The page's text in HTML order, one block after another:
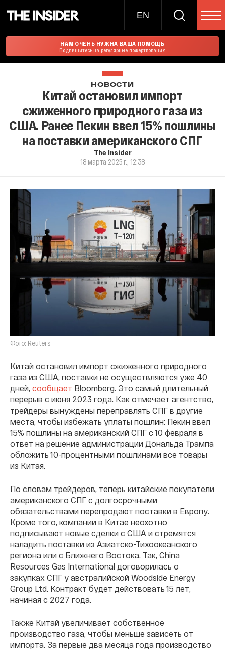
EN
НАМ ОЧЕНЬ НУЖНА ВАША ПОМОЩЬ
Подпишитесь на регулярные пожертвования
НОВОСТИ
Китай остановил импорт
сжиженного природного газа из
США. Ранее Пекин ввел 15% пошлины
на поставки американского СПГ
The Insider
18 марта 2025 г., 12:38
Фото: Reuters
Китай остановил импорт сжиженного природного
газа из США, поставки не осуществляются уже 40
дней, сообщает Bloomberg. Это самый длительный
перерыв с июня 2023 года. Как отмечает агентство,
трейдеры вынуждены переправлять СПГ в другие
места, чтобы избежать уплаты пошлин: Пекин ввел
15% пошлины на американский СПГ с 10 февраля в
ответ на решение администрации Дональда Трампа
обложить 10-процентными пошлинами все товары
из Китая.
По словам трейдеров, теперь китайские покупатели
американского СПГ с долгосрочными
обязательствами перепродают поставки в Европу.
Кроме того, компании в Китае неохотно
подписывают новые сделки с США и стремятся
наладить поставки из Азиатско-Тихоокеанского
региона или с Ближнего Востока. Так, China
Resources Gas International договорилась о
закупках СПГ у австралийской Woodside Energy
Group Ltd. Контракт будет действовать 15 лет,
начиная с 2027 года.
Также Китай увеличивает собственное
производство газа, чтобы меньше зависеть от
импорта. За первые два месяца года производство